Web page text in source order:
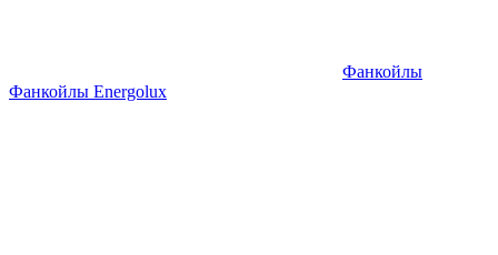
Фанкойлы
Фанкойлы Energolux